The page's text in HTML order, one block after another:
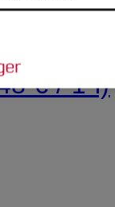
€
€ / 1 l)